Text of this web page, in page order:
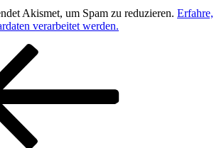
Akismet, um Spam zu reduzieren. Erfahre,
verarbeitet werden.